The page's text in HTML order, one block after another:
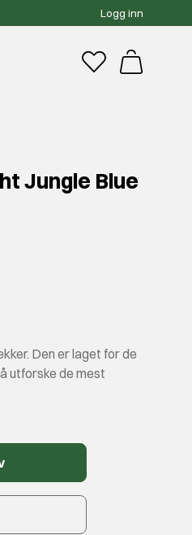
Logg inn
Jungle Blue
Den er laget for de
utforske de mest